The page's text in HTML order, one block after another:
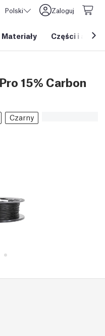
Polski Zaloguj
Materiały Części i
15% Carbon
Czarny